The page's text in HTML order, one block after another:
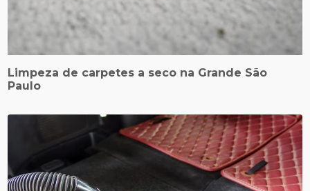
Limpeza de carpetes a seco na Grande São
Paulo